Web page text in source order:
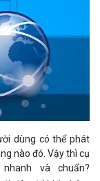
dùng có thể phát
nào đó. Vậy thì cụ
và chuẩn?